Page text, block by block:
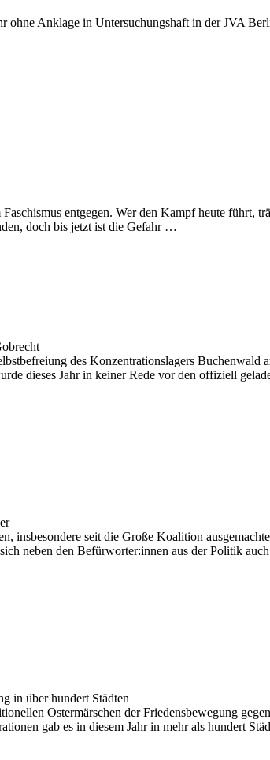
ohne Anklage in Untersuchungshaft in der JVA
entgegen. Wer den Kampf heute führt,
doch bis jetzt ist die Gefahr …
des Konzentrationslagers
dieses Jahr in keiner Rede vor den offiziell
insbesondere seit die Große Koalition
neben den Befürworter:innen aus der Politik
in über hundert Städten
Ostermärschen der Friedensbewegung
gab es in diesem Jahr in mehr als hundert